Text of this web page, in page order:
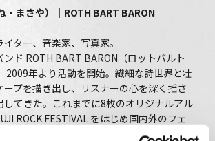
まさや） ｜ ROTH BART BARON
ター、音楽家、写真家。
ンド ROTH BART BARON（ロットバルト
2009年より活動を開始。繊細な詩世界と壮
プを描き出し、リスナーの心を深く揺さ
してきた。これまでに8枚のオリジナルアル
ROCK FESTIVAL をはじめ国内外のフェ